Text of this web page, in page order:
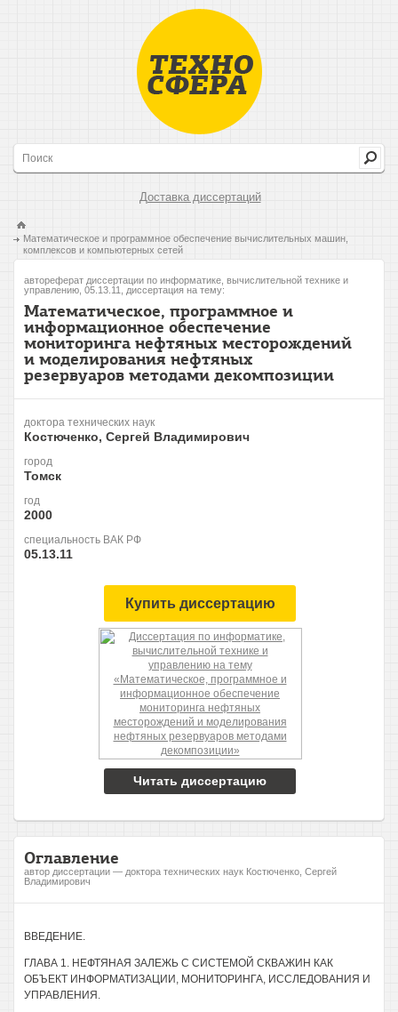
Доставка диссертаций
Математическое и программное обеспечение вычислительных машин,
комплексов и компьютерных сетей
автореферат диссертации по информатике, вычислительной технике и
управлению, 05.13.11, диссертация на тему:
Математическое, программное и
информационное обеспечение
мониторинга нефтяных месторождений
и моделирования нефтяных
резервуаров методами декомпозиции
доктора технических наук
Костюченко, Сергей Владимирович
город
Томск
год
2000
специальность ВАК РФ
05.13.11
Купить диссертацию
Читать диссертацию
Оглавление
автор диссертации — доктора технических наук Костюченко, Сергей
Владимирович
ВВЕДЕНИЕ.
ГЛАВА 1. НЕФТЯНАЯ ЗАЛЕЖЬ С СИСТЕМОЙ СКВАЖИН КАК
ОБЪЕКТ ИНФОРМАТИЗАЦИИ, МОНИТОРИНГА, ИССЛЕДОВАНИЯ И
УПРАВЛЕНИЯ.